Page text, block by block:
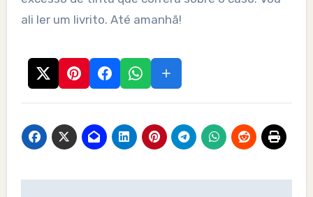
ali ler um livrito. Até amanhã!